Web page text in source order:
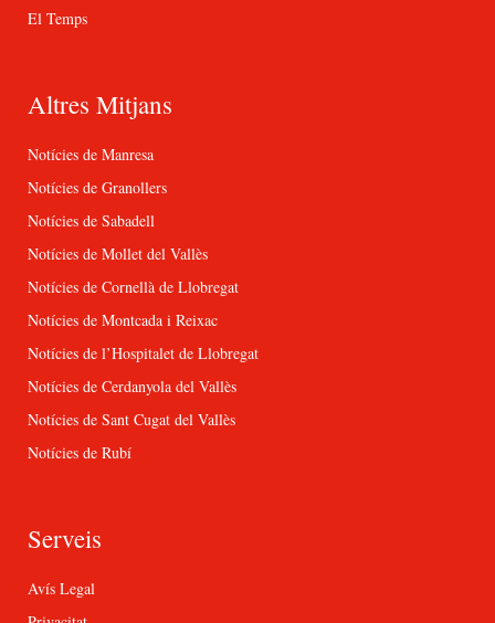
El Temps
Altres Mitjans
Notícies de Manresa
Notícies de Granollers
Notícies de Sabadell
Notícies de Mollet del Vallès
Notícies de Cornellà de Llobregat
Notícies de Montcada i Reixac
Notícies de l’Hospitalet de Llobregat
Notícies de Cerdanyola del Vallès
Notícies de Sant Cugat del Vallès
Notícies de Rubí
Serveis
Avís Legal